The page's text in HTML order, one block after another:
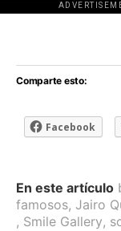
Comparte esto:
Facebook
En este artículo
famosos, Jairo
, Smile Gallery,